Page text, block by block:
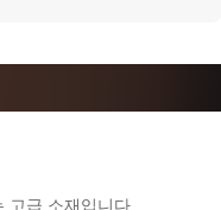
고급 소재입니다.